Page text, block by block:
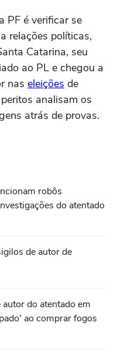
PF é verificar se
relações políticas,
Catarina, seu
ao PL e chegou a
nas eleições de
analisam os
atrás de provas.
robôs
do atentado
de autor de
do atentado em
ao comprar fogos